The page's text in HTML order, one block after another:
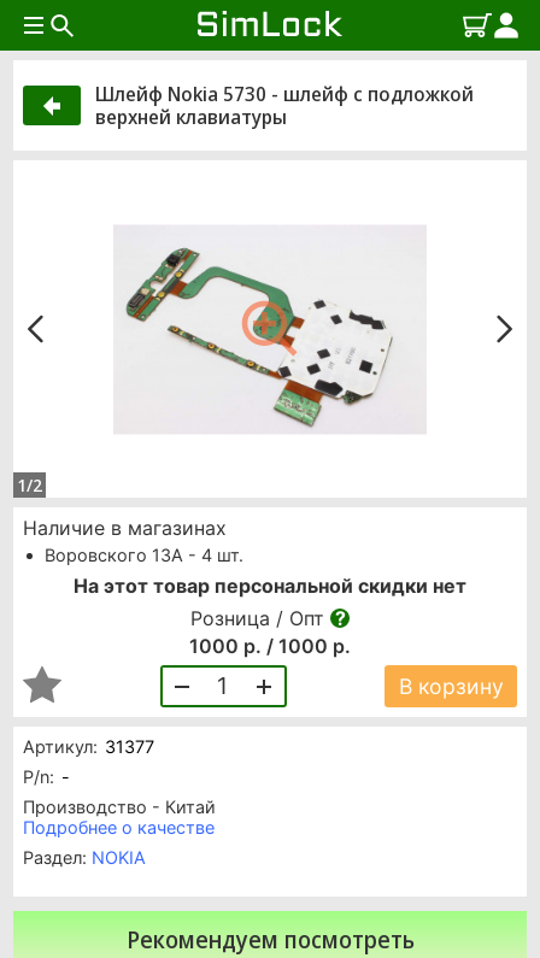
Шлейф Nokia 5730 - шлейф с подложкой
верхней клавиатуры
1/2
Артикул: 31377
P/n: -
Производство - Китай
Подробнее о качестве
Раздел: NOKIA
Наличие в магазинах
Воровского 13А - 4 шт.
На этот товар персональной скидки нет
Розница / Опт
1000 р. / 1000 р.
1 В корзину
Рекомендуем посмотреть